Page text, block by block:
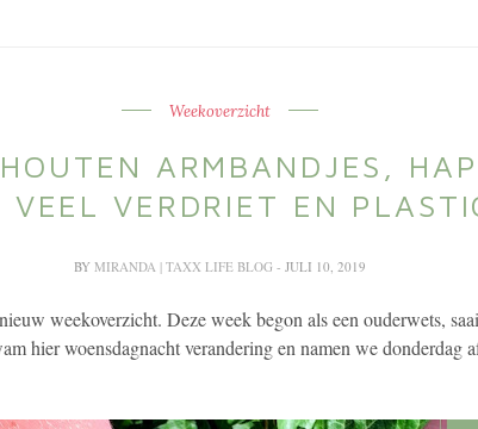
Weekoverzicht
ARMBANDJES,
VEEL VERDRIET EN
BY MIRANDA | TAXX LIFE BLOG - JULI 10, 2019
weekoverzicht. Deze week begon als een ouderwets,
hier woensdagnacht verandering en namen we donderdag